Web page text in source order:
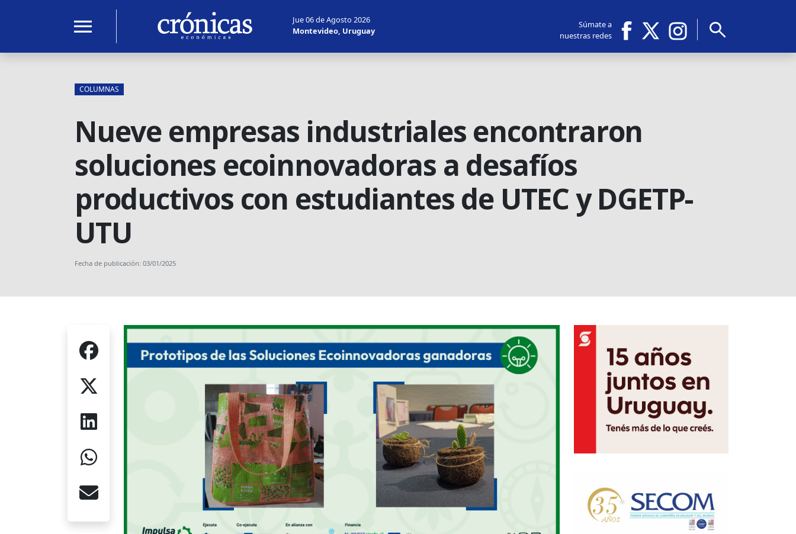
menu
Jue 06 de Agosto 2026
Montevideo, Uruguay
Súmate a
nuestras redes
search
COLUMNAS
Nueve empresas industriales encontraron
soluciones ecoinnovadoras a desafíos
productivos con estudiantes de UTEC y DGETP-
UTU
Fecha de publicación: 03/01/2025